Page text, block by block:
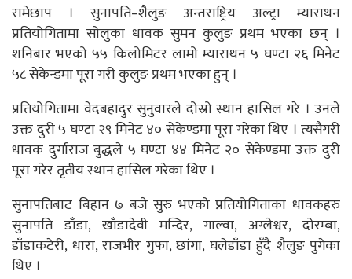
रामेछाप । सुनापति–शैलुङ अन्तराष्ट्रिय अल्ट्रा म्याराथन
प्रतियोगितामा सोलुका धावक सुमन कुलुङ प्रथम भएका छन् ।
शनिबार भएको ५५ किलोमिटर लामो म्याराथन ५ घण्टा २६ मिनेट
५८ सेकेन्डमा पूरा गरी कुलुङ प्रथम भएका हुन् ।
प्रतियोगितामा वेदबहादुर सुनुवारले दोस्रो स्थान हासिल गरे । उनले
उक्त दुरी ५ घण्टा २९ मिनेट ४० सेकेण्डमा पूरा गरेका थिए । त्यसैगरी
धावक दुर्गाराज बुद्धले ५ घण्टा ४४ मिनेट २० सेकेण्डमा उक्त दुरी
पूरा गरेर तृतीय स्थान हासिल गरेका थिए ।
सुनापतिबाट बिहान ७ बजे सुरु भएको प्रतियोगिताका धावकहरु
सुनापति डाँडा, खाँडादेवी मन्दिर, गाल्वा, अग्लेश्वर, दोरम्बा,
डाँडाकटेरी, धारा, राजभीर गुफा, छांगा, घलेडाँडा हुँदै शैलुङ पुगेका
थिए ।